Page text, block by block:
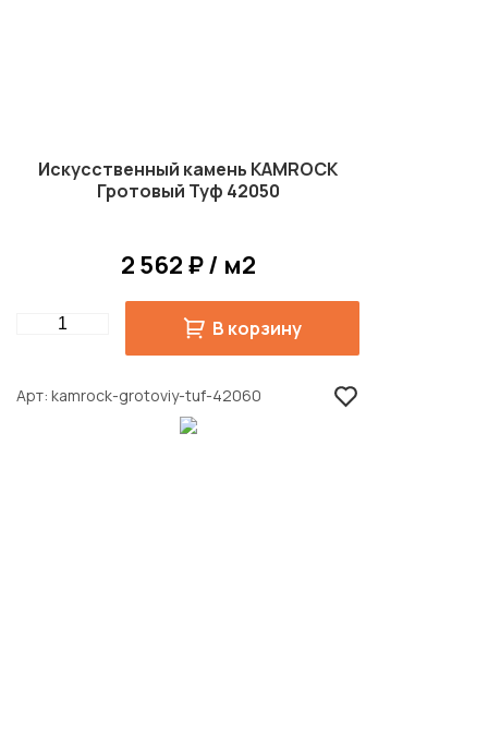
Искусственный камень KAMROCK
Гротовый Туф 42050
2 562 ₽ / м2
Quantity В корзину
Арт kamrock-grotoviy-tuf-42060